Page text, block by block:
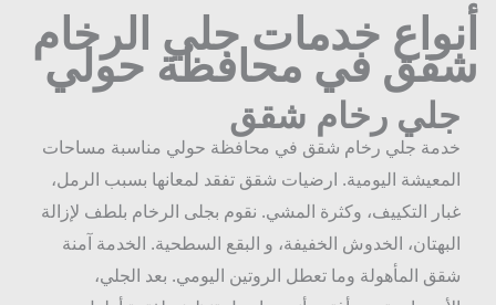
خدمات جلي الرخام
في محافظة حولي
جلي رخام شقق
خدمة جلي رخام شقق في محافظة حولي مناسبة مساحات
المعيشة اليومية. ارضيات شقق تفقد لمعانها بسبب الرمل،
غبار التكييف، وكثرة المشي. نقوم بجلى الرخام بلطف لإزالة
البهتان، الخدوش الخفيفة، و البقع السطحية. الخدمة آمنة
شقق المأهولة وما تعطل الروتين اليومي. بعد الجلي،